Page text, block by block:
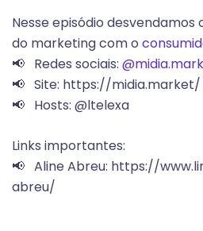
Nesse episódio
do marketing com o
📢 Redes sociais:
📢 Site: https://midia.market/
📢 Hosts: @ltelexa
Links importantes:
📢 Aline Abreu: https://
abreu/